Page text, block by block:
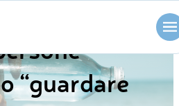
“guardare